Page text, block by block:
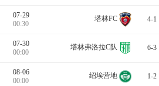
07-29
00:30
塔林FC 4-1
07-30
00:00
塔林弗洛拉C队 6-3
08-06
00:00
绍埃营地 1-2